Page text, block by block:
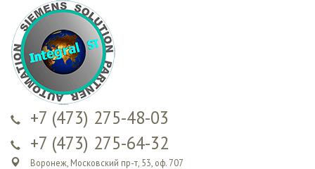
содержанию
+7 (473) 275-48-03
+7 (473) 275-64-32
Воронеж, Московский пр-т, 53, оф. 707